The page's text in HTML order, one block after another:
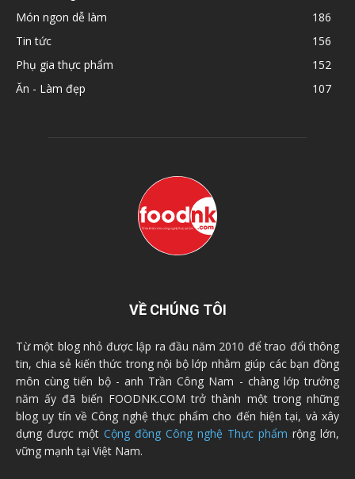
Món ngon dễ làm
186
Tin tức
156
Phụ gia thực phẩm
152
Ăn - Làm đẹp
107
VỀ CHÚNG TÔI
Từ một blog nhỏ được lập ra đầu năm 2010 để trao đổi thông
tin, chia sẻ kiến thức trong nội bộ lớp nhằm giúp các bạn đồng
môn cùng tiến bộ - anh Trần Công Nam - chàng lớp trưởng
năm ấy đã biến FOODNK.COM trở thành một trong những
blog uy tín về Công nghệ thực phẩm cho đến hiện tại, và xây
dựng được một Cộng đồng Công nghệ Thực phẩm rộng lớn,
vững mạnh tại Việt Nam.